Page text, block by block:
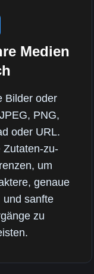
Medien
Bilder oder
PNG,
oder URL.
Zutaten-zu-
um
genaue
und sanfte
zu